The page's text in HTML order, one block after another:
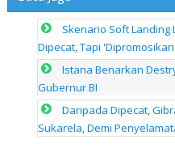
Skenario Soft Landing
Dipecat, Tapi
Istana Benarkan
Gubernur BI
Daripada Dipecat,
Sukarela, Demi